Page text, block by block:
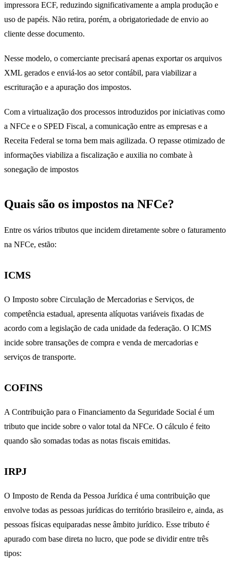
impressora ECF, reduzindo significativamente a ampla produção e
uso de papéis. Não retira, porém, a obrigatoriedade de envio ao
cliente desse documento.
Nesse modelo, o comerciante precisará apenas exportar os arquivos
XML gerados e enviá-los ao setor contábil, para viabilizar a
escrituração e a apuração dos impostos.
Com a virtualização dos processos introduzidos por iniciativas como
a NFCe e o SPED Fiscal, a comunicação entre as empresas e a
Receita Federal se torna bem mais agilizada. O repasse otimizado de
informações viabiliza a fiscalização e auxilia no combate à
sonegação de impostos
Quais são os impostos na NFCe?
Entre os vários tributos que incidem diretamente sobre o faturamento
na NFCe, estão:
ICMS
O Imposto sobre Circulação de Mercadorias e Serviços, de
competência estadual, apresenta alíquotas variáveis fixadas de
acordo com a legislação de cada unidade da federação. O ICMS
incide sobre transações de compra e venda de mercadorias e
serviços de transporte.
COFINS
A Contribuição para o Financiamento da Seguridade Social é um
tributo que incide sobre o valor total da NFCe. O cálculo é feito
quando são somadas todas as notas fiscais emitidas.
IRPJ
O Imposto de Renda da Pessoa Jurídica é uma contribuição que
envolve todas as pessoas jurídicas do território brasileiro e, ainda, as
pessoas físicas equiparadas nesse âmbito jurídico. Esse tributo é
apurado com base direta no lucro, que pode se dividir entre três
tipos: